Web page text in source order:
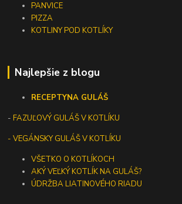
PANVICE
PIZZA
KOTLINY POD KOTLÍKY
Najlepšie z blogu
RECEPTYNA GULÁŠ
-FAZUĽOVÝ GULÁŠ V KOTLÍKU
- VEGÁNSKY GULÁŠ V KOTLÍKU
VŠETKO O KOTLÍKOCH
AKÝ VEĽKÝ KOTLÍK NA GULÁŠ?
ÚDRŽBA LIATINOVÉHO RIADU